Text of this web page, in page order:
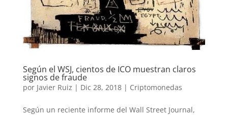
Según el WSJ, cientos de ICO muestran claros
signos de fraude
por Javier Ruiz | Dic 28, 2018| Criptomonedas
Según un reciente informe del Wall Street Journal,